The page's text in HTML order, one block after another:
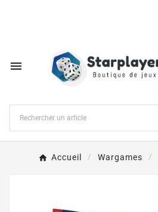

Accueil Wargames